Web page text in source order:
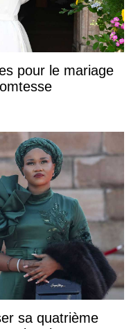
pour le mariage
sa quatrième